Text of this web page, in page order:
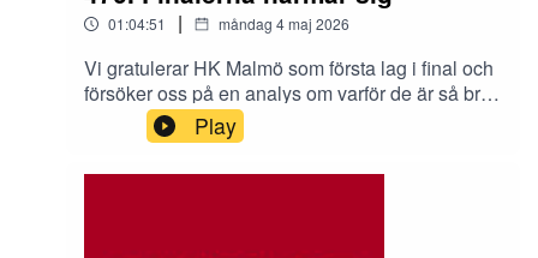
01:04:51 | måndag 4 maj 2026
Vi gratulerar HK Malmö som första lag i final och
försöker oss på en analys om varför de är så bra.
Sen reder vi också ut läget i de tre andra
semifinalserierna. Det utlovas anekdoter,
sidospår och såväl ris som ros.
Play